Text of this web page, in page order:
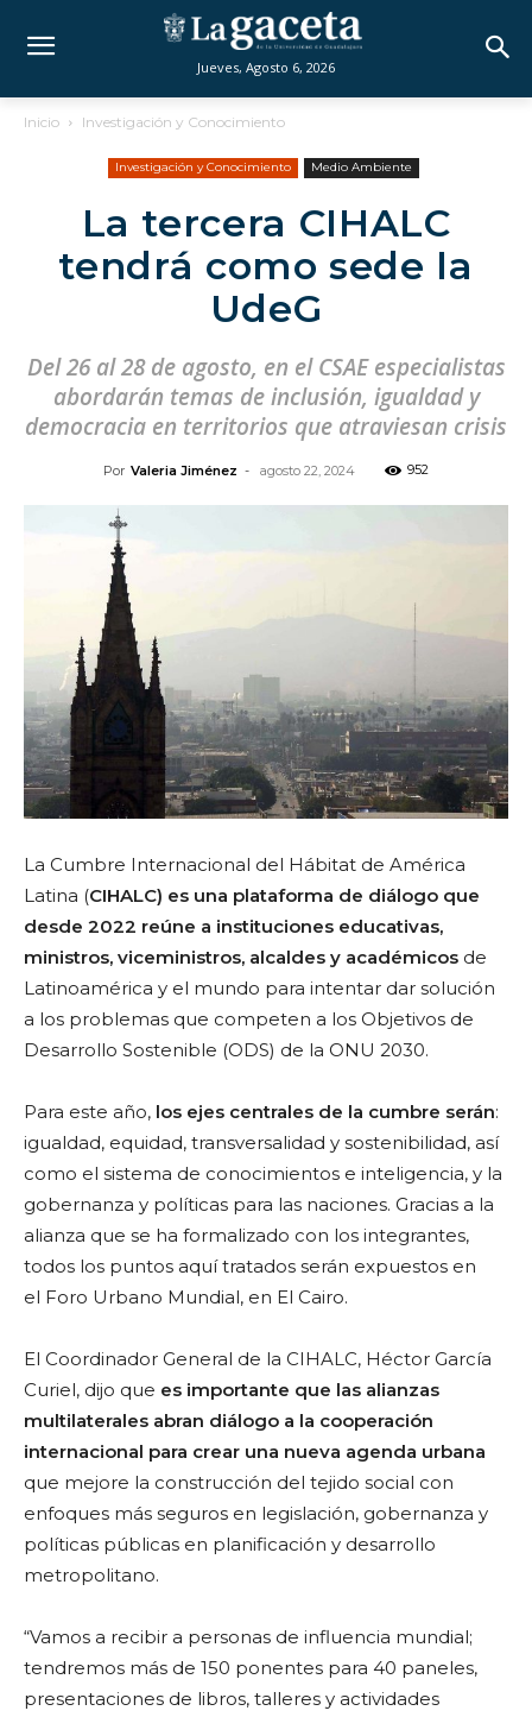
Jueves, Agosto 6, 2026
Inicio Investigación y Conocimiento
Investigación y Conocimiento Medio Ambiente
La tercera CIHALC
tendrá como sede la
UdeG
Del 26 al 28 de agosto, en el CSAE especialistas
abordarán temas de inclusión, igualdad y
democracia en territorios que atraviesan crisis
Por Valeria Jiménez - agosto 22, 2024 952
La Cumbre Internacional del Hábitat de América
Latina (CIHALC) es una plataforma de diálogo que
desde 2022 reúne a instituciones educativas,
ministros, viceministros, alcaldes y académicos de
Latinoamérica y el mundo para intentar dar solución
a los problemas que competen a los Objetivos de
Desarrollo Sostenible (ODS) de la ONU 2030.
Para este año, los ejes centrales de la cumbre serán:
igualdad, equidad, transversalidad y sostenibilidad, así
como el sistema de conocimientos e inteligencia, y la
gobernanza y políticas para las naciones. Gracias a la
alianza que se ha formalizado con los integrantes,
todos los puntos aquí tratados serán expuestos en
el Foro Urbano Mundial, en El Cairo.
El Coordinador General de la CIHALC, Héctor García
Curiel, dijo que es importante que las alianzas
multilaterales abran diálogo a la cooperación
internacional para crear una nueva agenda urbana
que mejore la construcción del tejido social con
enfoques más seguros en legislación, gobernanza y
políticas públicas en planificación y desarrollo
metropolitano.
“Vamos a recibir a personas de influencia mundial;
tendremos más de 150 ponentes para 40 paneles,
presentaciones de libros, talleres y actividades